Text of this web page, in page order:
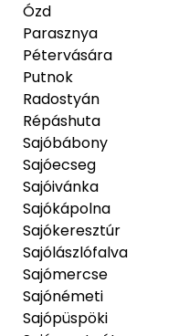
Ózd
Parasznya
Pétervására
Putnok
Radostyán
Répáshuta
Sajóbábony
Sajóecseg
Sajóivánka
Sajókápolna
Sajókeresztúr
Sajólászlófalva
Sajómercse
Sajónémeti
Sajópüspöki